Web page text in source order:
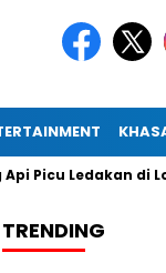
di London
TRENDING